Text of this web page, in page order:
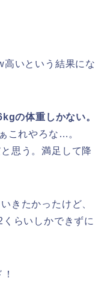
いという結果にな
の体重しかない。
これやろな…。
思う。満足して降
きたかったけど、
らいしかできずに